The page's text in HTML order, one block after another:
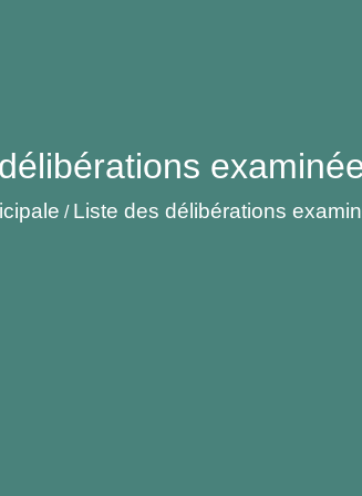
/ Liste des délibérations